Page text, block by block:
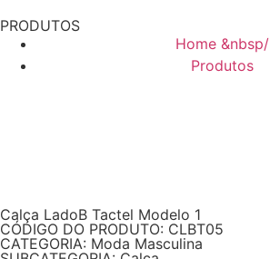
PRODUTOS
Home &nbsp/
Produtos
Calça LadoB Tactel Modelo 1
CÓDIGO DO PRODUTO: CLBT05
CATEGORIA: Moda Masculina